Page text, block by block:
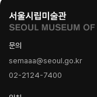
문의
semaaa@seoul.go.kr
02-2124-7400